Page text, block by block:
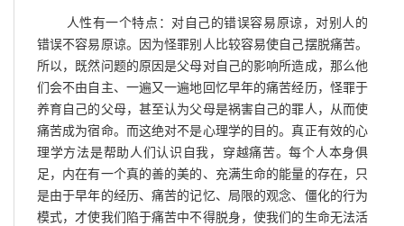
人性有一个特点：对自己的错误容易原谅，对别人的
错误不容易原谅。因为怪罪别人比较容易使自己摆脱痛苦。
所以，既然问题的原因是父母对自己的影响所造成，那么他
们会不由自主、一遍又一遍地回忆早年的痛苦经历，怪罪于
养育自己的父母，甚至认为父母是祸害自己的罪人，从而使
痛苦成为宿命。而这绝对不是心理学的目的。真正有效的心
理学方法是帮助人们认识自我，穿越痛苦。每个人本身俱
足，内在有一个真的善的美的、充满生命的能量的存在，只
是由于早年的经历、痛苦的记忆、局限的观念、僵化的行为
模式，才使我们陷于痛苦中不得脱身，使我们的生命无法活